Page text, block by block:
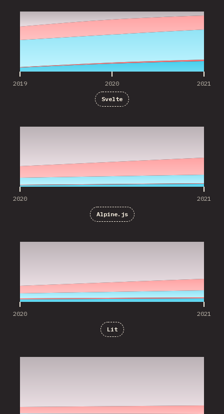
2019 2020 2021
Svelte
2020 2021
Alpine.js
2020 2021
Lit